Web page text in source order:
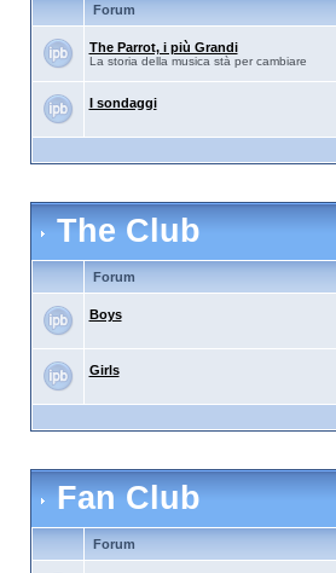
Forum
The Parrot, i più Grandi
La storia della musica stà per cambiare
I sondaggi
The Club
Forum
Boys
Girls
Fan Club
Forum